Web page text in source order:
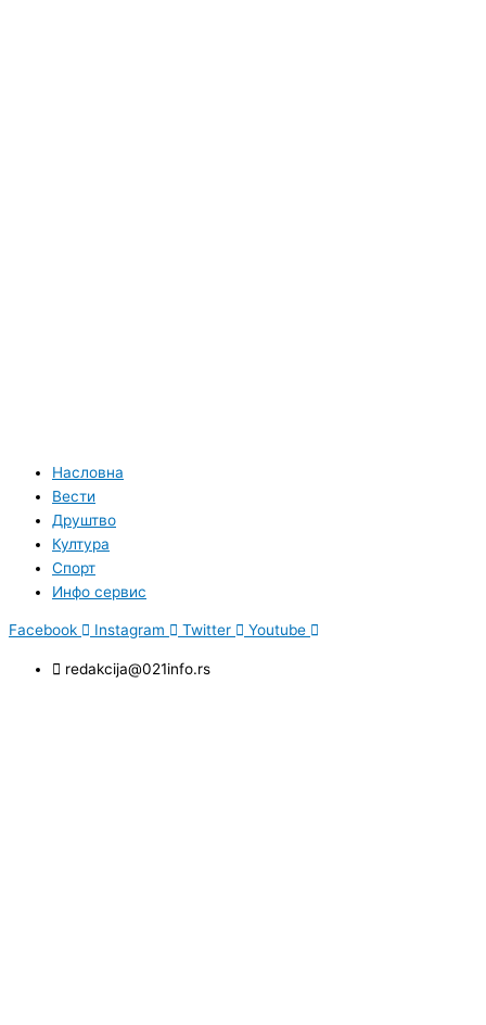
Насловна
Вести
Друштво
Култура
Спорт
Инфо сервис
Facebook Instagram Twitter Youtube
redakcija@021info.rs